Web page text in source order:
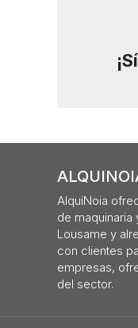
AlquiNoia
de maquinaria
Lousame y
con clientes
empresas,
del sector.